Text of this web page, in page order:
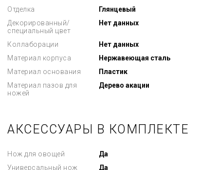
Отделка
Глянцевый
Декорированный/
специальный цвет
Нет данных
Коллаборации
Нет данных
Материал корпуса
Нержавеющая сталь
Материал основания
Пластик
Материал пазов для
ножей
Дерево акации
АКСЕССУАРЫ В КОМПЛЕКТЕ
Нож для овощей
Да
Универсальный нож
Да